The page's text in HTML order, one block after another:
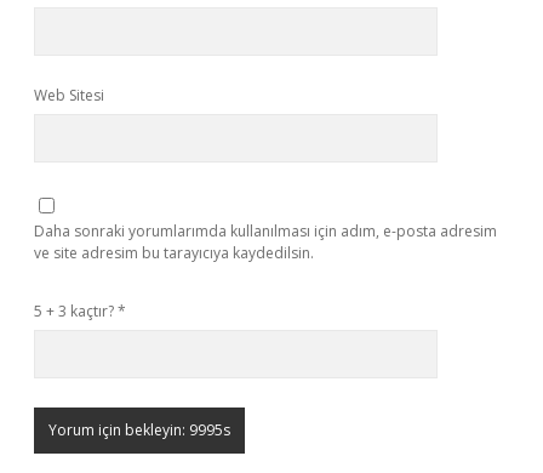
Web Sitesi
Daha sonraki yorumlarımda kullanılması için adım, e-posta adresim
ve site adresim bu tarayıcıya kaydedilsin.
5 + 3 kaçtır?*